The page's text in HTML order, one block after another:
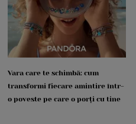
Vara care te schimbă: cum
transformi fiecare amintire într-
o poveste pe care o porți cu tine